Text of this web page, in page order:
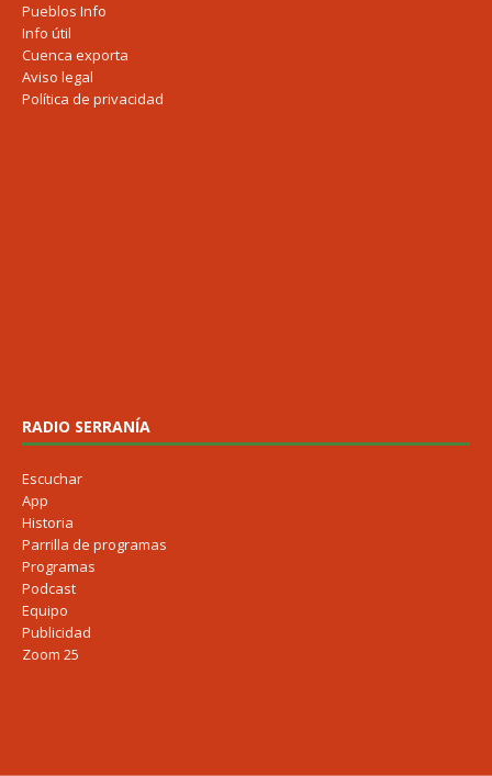
Pueblos Info
Info útil
Cuenca exporta
Aviso legal
Política de privacidad
RADIO SERRANÍA
Escuchar
App
Historia
Parrilla de programas
Programas
Podcast
Equipo
Publicidad
Zoom 25